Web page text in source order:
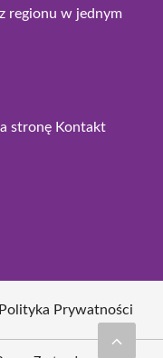
regionu w jednym
stronę Kontakt
Polityka Prywatności